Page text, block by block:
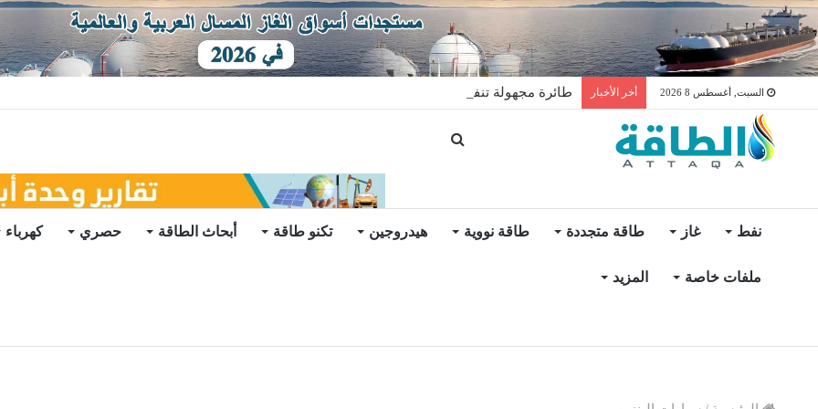
السبت, أغسطس 8 2026 أخر الأخبار طائرة مجهولة تنفجر داخل مصفاة الزاوية في ليبيا.. من وراء إطلاقها؟
نفط غاز طاقة متجددة طاقة نووية هيدروجين تكنو طاقة أبحاث الطاقة حصري كهرباء
ملفات خاصة المزيد